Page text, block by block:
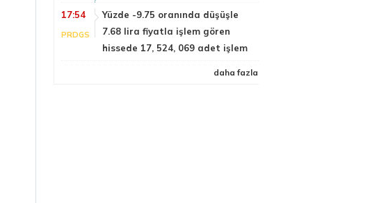
17:54
PRDGS
Yüzde -9.75 oranında düşüşle
7.68 lira fiyatla işlem gören
hissede 17, 524, 069 adet işlem
daha fazla